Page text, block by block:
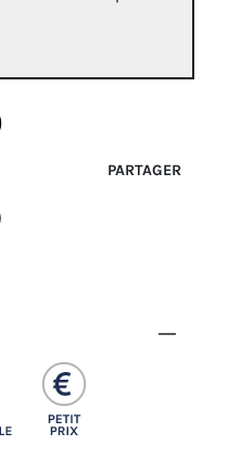
PARTAGER